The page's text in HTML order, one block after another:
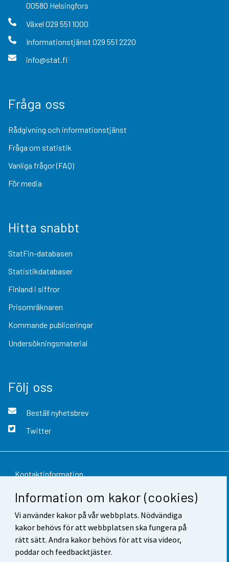
Information om kakor (cookies)
Vi använder kakor på vår webbplats. Nödvändiga
kakor behövs för att webbplatsen ska fungera på
rätt sätt. Andra kakor behövs för att visa videor,
poddar och feedbacktjäster.
00580 Helsingfors
Växel 029 551 1000
Informationstjänst 029 551 2220
info@stat.fi
Fråga oss
Rådgivning och informationstjänst
Fråga om statistik
Vanliga frågor (FAQ)
För media
Hitta snabbt
StatFin-databasen
Statistikdatabaser
Finland i siffror
Prisomräknaren
Kommande publiceringar
Undersökningsmaterial
Följ oss
Beställ nyhetsbrev
Twitter
Kontaktinformation
Respons
Användarvillkor
Dataskydd
Tillgänglighet